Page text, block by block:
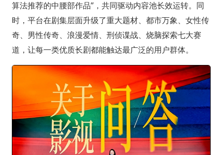
算法推荐的中腰部作品”，共同驱动内容池长效运转。同
时，平台在剧集层面升级了重大题材、都市万象、女性传
奇、男性传奇、浪漫爱情、刑侦谍战、烧脑探索七大赛
道，让每一类优质长剧都能触达最广泛的用户群体。